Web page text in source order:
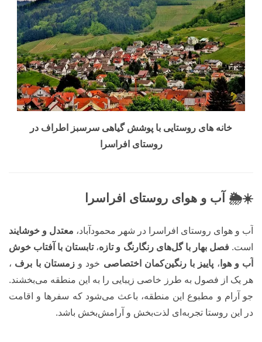
خانه های روستایی با پوشش گیاهی سرسبز اطراف در
روستای افراسرا
☀️🌦️ آب و هوای روستای افراسرا
آب و هوای روستای افراسرا در شهر محمودآباد، معتدل و خوشایند
است. فصل بهار با گل‌های رنگارنگ و تازه،تابستان با آفتاب خوش
آب و هوا ، پاییز با رنگین‌کمان اختصاصی خود وزمستان با برف ،
هر یک از فصول به طرز خاصی زیبایی را به این منطقه می‌بخشند.
جو آرام و مطبوع این منطقه، باعث می‌شود که سفرها و اقامت
در این روستا تجربه‌ای لذت‌بخش و آرامش‌بخش باشد.